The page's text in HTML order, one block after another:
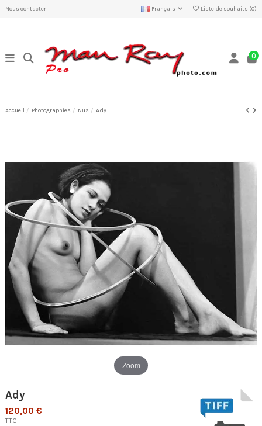
Nous contacter Français Liste de souhaits (0)
0
Accueil Photographies Nus Ady
Zoom
Ady
120,00 €
TTC